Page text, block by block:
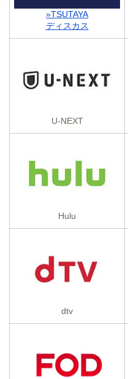
»TSUTAYA
ディスカス
U-NEXT
Hulu
dtv